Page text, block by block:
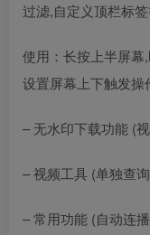
过滤,自定义顶栏标
使用：长按上半屏幕
设置屏幕上下触发操
– 无水印下载功能 (
– 视频工具 (单独查
– 常用功能 (自动连